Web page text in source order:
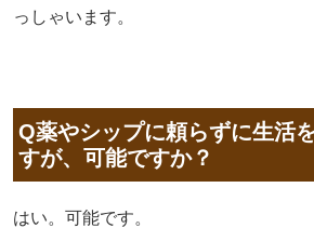
っしゃいます。
Q薬やシップに頼らずに生活
すが、可能ですか？
はい。可能です。